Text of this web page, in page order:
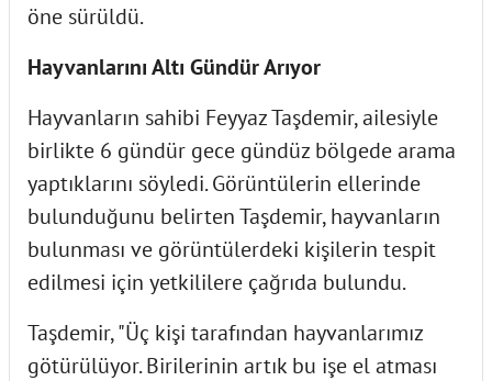
öne sürüldü.
Hayvanlarını Altı Gündür Arıyor
Hayvanların sahibi Feyyaz Taşdemir, ailesiyle
birlikte 6 gündür gece gündüz bölgede arama
yaptıklarını söyledi. Görüntülerin ellerinde
bulunduğunu belirten Taşdemir, hayvanların
bulunması ve görüntülerdeki kişilerin tespit
edilmesi için yetkililere çağrıda bulundu.
Taşdemir, "Üç kişi tarafından hayvanlarımız
götürülüyor. Birilerinin artık bu işe el atması